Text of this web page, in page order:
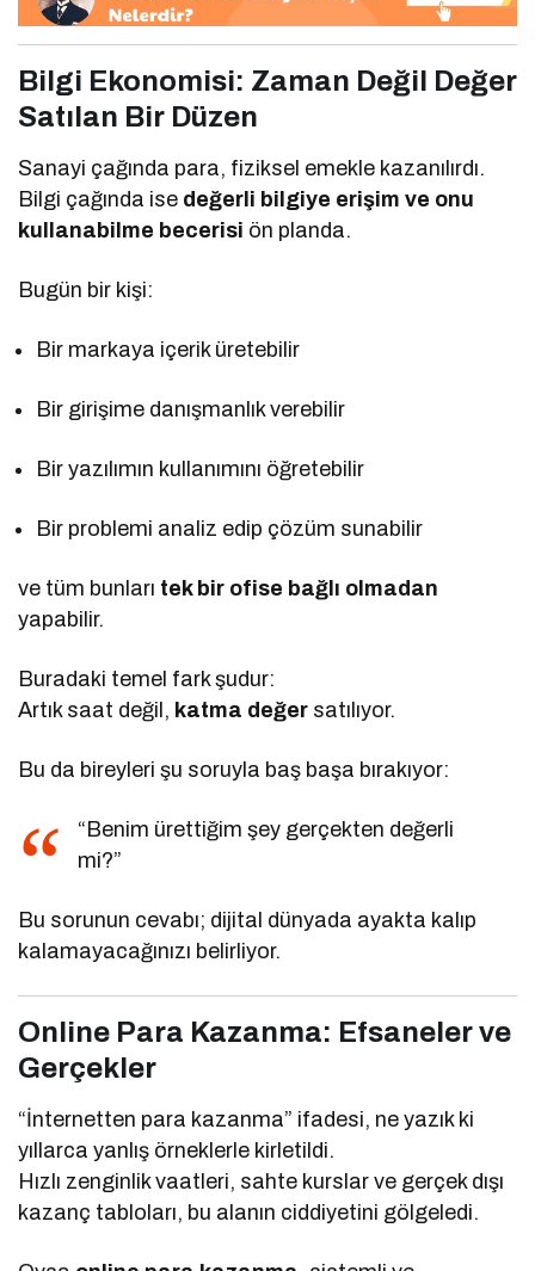
Bilgi Ekonomisi: Zaman Değil Değer
Satılan Bir Düzen
Sanayi çağında para, fiziksel emekle kazanılırdı.
Bilgi çağında ise değerli bilgiye erişim ve onu
kullanabilme becerisi ön planda.
Bugün bir kişi:
Bir markaya içerik üretebilir
Bir girişime danışmanlık verebilir
Bir yazılımın kullanımını öğretebilir
Bir problemi analiz edip çözüm sunabilir
ve tüm bunları tek bir ofise bağlı olmadan
yapabilir.
Buradaki temel fark şudur:
Artık saat değil, katma değer satılıyor.
Bu da bireyleri şu soruyla baş başa bırakıyor:
“Benim ürettiğim şey gerçekten değerli
mi?”
Bu sorunun cevabı; dijital dünyada ayakta kalıp
kalamayacağınızı belirliyor.
Online Para Kazanma: Efsaneler ve
Gerçekler
“İnternetten para kazanma” ifadesi, ne yazık ki
yıllarca yanlış örneklerle kirletildi.
Hızlı zenginlik vaatleri, sahte kurslar ve gerçek dışı
kazanç tabloları, bu alanın ciddiyetini gölgeledi.